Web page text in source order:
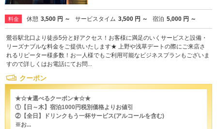
料金 休憩 3,500 円 ～ サービスタイム 3,500 円 ～ 宿泊 5,000 円 ～
鶯谷駅北口より徒歩5分と好アクセス！お客様に満足のいくサービスと設備・
リーズナブルな料金をご提供いたします★ 上野や浅草デートの際にご来店さ
れるリピーター様多数！お一人様でもご利用可能なビジネスプランもございま
すので詳しくはお電話にてお問...
クーポン
★☆★選べるクーポン★☆★
①【日～木】宿泊1000円税別価格よりお値引
②【全日】ドリンクもう一杯サービス(アルコールを含む)
※お...